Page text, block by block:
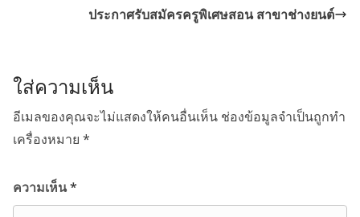
ประกาศรับสมัครครูพิเศษสอน สาขาช่างยนต์
ใส่ความเห็น
อีเมลของคุณจะไม่แสดงให้คนอื่นเห็น ช่องข้อมูลจำเป็นถูกทำ
เครื่องหมาย *
ความเห็น*